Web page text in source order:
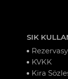
SIK
KVKK
Kira